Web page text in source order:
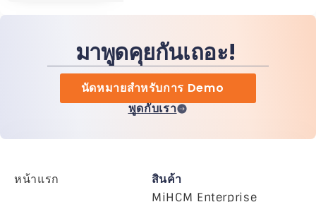
มาพูดคุยกันเถอะ!
นัดหมายสำหรับการ Demo
พูดกับเรา
หน้าแรก
สินค้า
MiHCM Enterprise